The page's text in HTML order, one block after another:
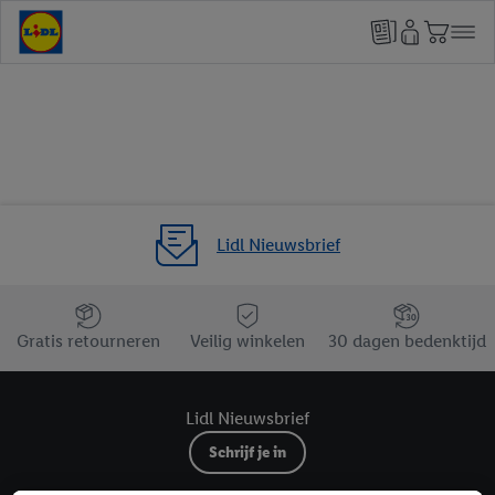
Lidl Nieuwsbrief
Jouw voordelen bij ons als Lidl webshop klant
Gratis retourneren
Veilig winkelen 30 dagen bedenktijd
Lidl Nieuwsbrief
Schrijf je in